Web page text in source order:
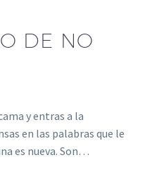
DE NO
y entras a la
en las palabras que le
es nueva. Son…